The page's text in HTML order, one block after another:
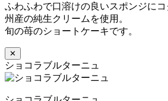
ふわふわで口溶けの良いスポンジに
州産の純生クリームを使用。
旬の苺のショートケーキです。
✕
ショコラブルターニュ